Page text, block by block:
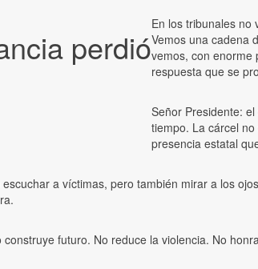
perdió
En los tribunales no
Vemos una cadena
vemos, con enorme
respuesta que se
Señor Presidente:
tiempo. La cárcel
presencia estatal
a víctimas, pero también mirar a los
futuro. No reduce la violencia. No